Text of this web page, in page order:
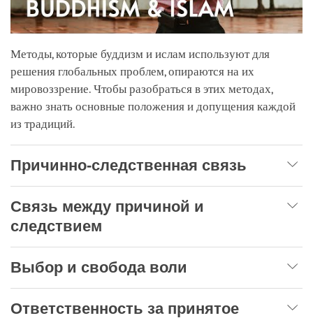
Методы, которые буддизм и ислам используют для
решения глобальных проблем, опираются на их
мировоззрение. Чтобы разобраться в этих методах,
важно знать основные положения и допущения каждой
из традиций.
Причинно-следственная связь
Связь между причиной и
следствием
Выбор и свобода воли
Ответственность за принятое